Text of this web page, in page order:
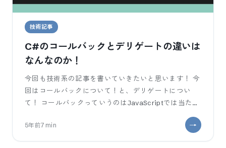
技術記事
C#のコールバックとデリゲートの違いは
なんなのか！
今回も技術系の記事を書いていきたいと思います！ 今
回はコールバックについて！と、デリゲートについ
て！ コールバックっていうのはJavaScriptでは当たり
5年前7min